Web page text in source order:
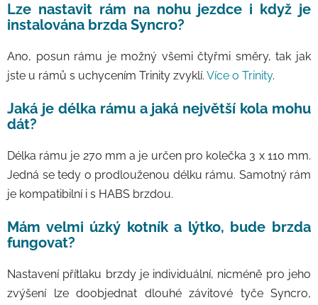
Lze nastavit rám na nohu jezdce i když je
instalována brzda Syncro?
Ano, posun rámu je možný všemi čtyřmi směry, tak jak
jste u rámů s uchycením Trinity zvyklí. Více o Trinity.
Jaká je délka rámu a jaká největší kola mohu
dát?
Délka rámu je 270 mm a je určen pro kolečka 3 x 110 mm.
Jedná se tedy o prodlouženou délku rámu. Samotný rám
je kompatibilní i s HABS brzdou.
Mám velmi úzký kotník a lýtko, bude brzda
fungovat?
Nastavení přítlaku brzdy je individuální, nicméně pro jeho
zvýšení lze doobjednat dlouhé závitové tyče Syncro,